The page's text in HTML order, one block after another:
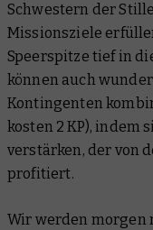
Schwestern der
Missionsziele
Speerspitze tief in
können auch
Kontingenten
kosten 2 KP), indem
verstärken, der von
profitiert.
Wir werden morgen